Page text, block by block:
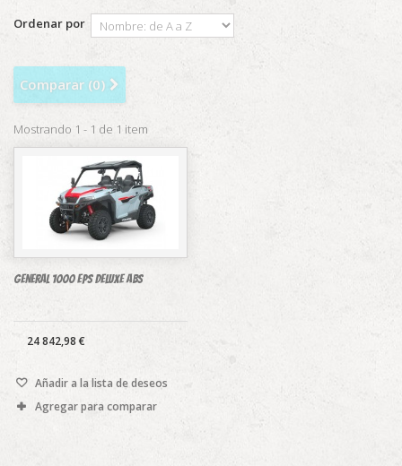
Ordenar por
Comparar (0)
Mostrando 1 - 1 de 1 item
GENERAL 1000 EPS DELUXE ABS
24 842,98 €
Añadir a la lista de deseos
Agregar para comparar